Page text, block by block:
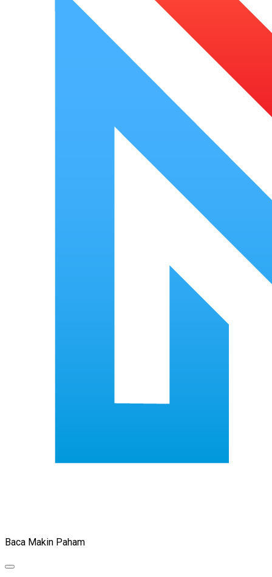
Baca Makin Paham
Expand